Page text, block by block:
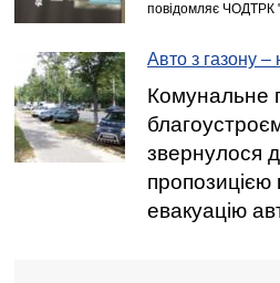
повідомляє ЧОДТРК
Авто з газону –
Комунальне
звернулося
евакуацію